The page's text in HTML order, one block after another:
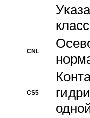
CNL
CS5